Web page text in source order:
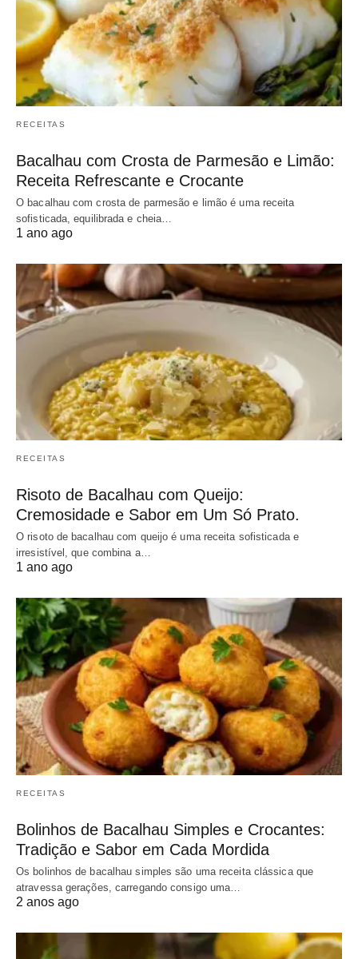
RECEITAS
Bacalhau com Crosta de Parmesão e Limão:
Receita Refrescante e Crocante
O bacalhau com crosta de parmesão e limão é uma receita
sofisticada, equilibrada e cheia…
1 ano ago
RECEITAS
Risoto de Bacalhau com Queijo:
Cremosidade e Sabor em Um Só Prato.
O risoto de bacalhau com queijo é uma receita sofisticada e
irresistível, que combina a…
1 ano ago
RECEITAS
Bolinhos de Bacalhau Simples e Crocantes:
Tradição e Sabor em Cada Mordida
Os bolinhos de bacalhau simples são uma receita clássica que
atravessa gerações, carregando consigo uma…
2 anos ago